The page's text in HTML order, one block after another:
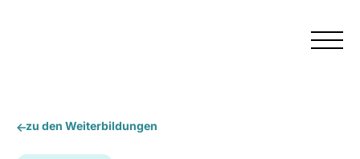
Menü
zu den Weiterbildungen